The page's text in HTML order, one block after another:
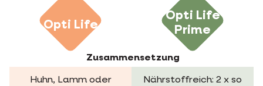
Opti Life
Opti Life
Prime
Zusammensetzung
Huhn, Lamm oder
Nährstoffreich: 2 x so